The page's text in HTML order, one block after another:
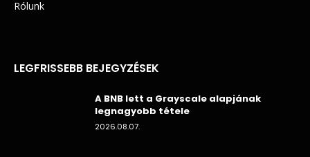
Rólunk
LEGFRISSEBB BEJEGYZÉSEK
A BNB lett a Grayscale alapjának
legnagyobb tétele
2026.08.07.